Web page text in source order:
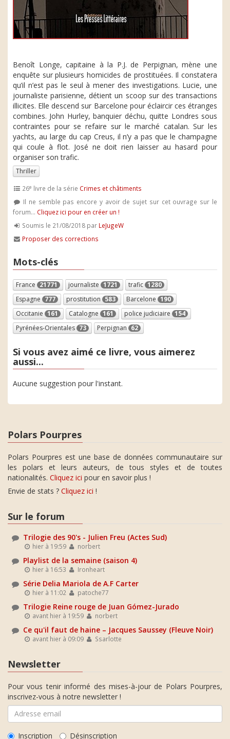
Benoît Longe, capitaine à la P.J. de Perpignan, mène une
enquête sur plusieurs homicides de prostituées. Il constatera
qu’il n’est pas le seul à mener des investigations. Lucie, une
journaliste parisienne, détient un scoop sur des transactions
illicites. Elle descend sur Barcelone pour éclaircir ces étranges
combines. John Hurley, banquier déchu, quitte Londres sous
contraintes pour se refaire sur le marché catalan. Sur les
yachts, au large du cap Creus, il n’y a pas que le champagne
qui coule à flot. José ne doit rien laisser au hasard pour
organiser son trafic.
Thriller
26e livre de la série Crimes et châtiments
Il ne semble pas encore y avoir de sujet sur cet ouvrage sur le
forum... Cliquez ici pour en créer un !
Soumis le 21/08/2018 par LeJugeW
Proposer des corrections
Mots-clés
France 21771 journaliste 1721 trafic 1280
Espagne 777 prostitution 583 Barcelone 190
Occitanie 161 Catalogne 161 police judiciaire 154
Pyrénées-Orientales 73 Perpignan 62
Si vous avez aimé ce livre, vous aimerez
aussi...
Aucune suggestion pour l'instant.
Polars Pourpres
Polars Pourpres est une base de données communautaire sur
les polars et leurs auteurs, de tous styles et de toutes
nationalités. Cliquez ici pour en savoir plus !
Envie de stats ? Cliquez ici !
Sur le forum
Trilogie des 90's - Julien Freu (Actes Sud)
hier à 19:59 norbert
Playlist de la semaine (saison 4)
hier à 16:53 Ironheart
Série Delia Mariola de A.F Carter
hier à 11:02 patoche77
Trilogie Reine rouge de Juan Gómez-Jurado
avant hier à 19:59 norbert
Ce qu'il faut de haine – Jacques Saussey (Fleuve Noir)
avant hier à 09:09 Ssarlotte
Newsletter
Pour vous tenir informé des mises-à-jour de Polars Pourpres,
inscrivez-vous à notre newsletter !
Inscription Désinscription